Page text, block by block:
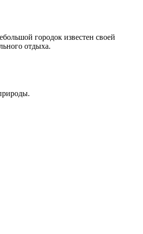
городок известен своей
отдыха.